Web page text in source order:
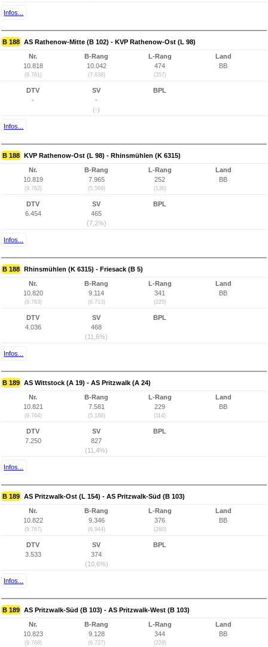
Infos...
B 188 AS Rathenow-Mitte (B 102) - KVP Rathenow-Ost (L 98)
Nr.
10.818
(9.761)
B-Rang
10.042
(7.638)
L-Rang
474
(357)
Land
BB
DTV
-
SV
-
(-)
BPL
Infos...
B 188 KVP Rathenow-Ost (L 98) - Rhinsmühlen (K 6315)
Nr.
10.819
(9.762)
B-Rang
7.965
(5.569)
L-Rang
252
(136)
Land
BB
DTV
6.454
SV
465
(7,2%)
BPL
Infos...
B 188 Rhinsmühlen (K 6315) - Friesack (B 5)
Nr.
10.820
(9.763)
B-Rang
9.114
(6.713)
L-Rang
341
(225)
Land
BB
DTV
4.036
SV
468
(11,6%)
BPL
Infos...
B 189 AS Wittstock (A 19) - AS Pritzwalk (A 24)
Nr.
10.821
(9.764)
B-Rang
7.581
(5.188)
L-Rang
229
(114)
Land
BB
DTV
7.250
SV
827
(11,4%)
BPL
Infos...
B 189 AS Pritzwalk-Ost (L 154) - AS Pritzwalk-Süd (B 103)
Nr.
10.822
(9.767)
B-Rang
9.346
(6.944)
L-Rang
376
(260)
Land
BB
DTV
3.533
SV
374
(10,6%)
BPL
Infos...
B 189 AS Pritzwalk-Süd (B 103) - AS Pritzwalk-West (B 103)
Nr.
10.823
(9.768)
B-Rang
9.128
(6.727)
L-Rang
344
(228)
Land
BB